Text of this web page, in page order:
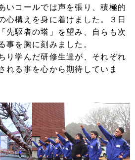
いコールでは声を張り、積極的
心構えを身に着けました。３日
先駆者の塔」を望み、自らも次
事を胸に刻みました。
り学んだ研修生達が、それぞれ
れる事を心から期待していま